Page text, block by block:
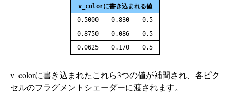
v_colorに書き込まれる値
0.5000
0.830
0.5
0.8750
0.086
0.5
0.0625
0.170 0.5
v_colorに書き込まれたこれら3つの値が補間され、各ピク
セルのフラグメントシェーダーに渡されます。